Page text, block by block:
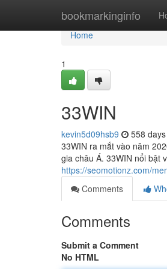
bookmarkinginfo
Home
Home
1
33WIN
kevin5d09hsb9 558
33WIN ra mắt vào năm
gia châu Á. 33WIN nổi bật
https://seomotionz.com/
Comments
Comments
Submit a Comment
No HTML